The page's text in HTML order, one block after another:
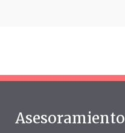
Asesoramiento